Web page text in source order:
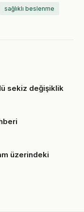
sağlıklı beslenme
sekiz değişiklik
üzerindeki